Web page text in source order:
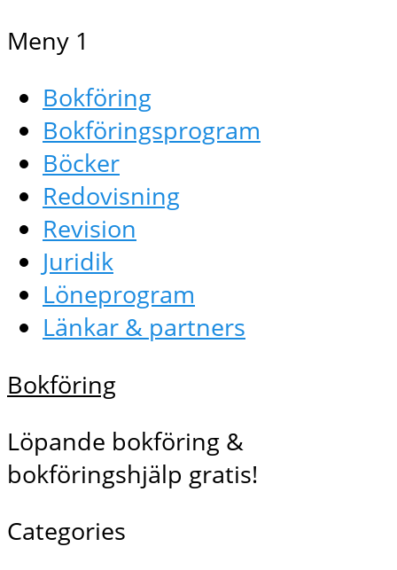
Meny 1
Bokföring
Bokföringsprogram
Böcker
Redovisning
Revision
Juridik
Löneprogram
Länkar & partners
Bokföring
Löpande bokföring &
bokföringshjälp gratis!
Categories